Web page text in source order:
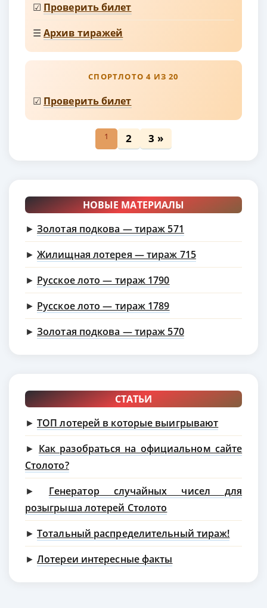
☑ Проверить билет
☰Архив тиражей
СПОРТЛОТО 4 ИЗ 20
☑ Проверить билет
1 2 3 »
НОВЫЕ МАТЕРИАЛЫ
►Золотая подкова — тираж 571
►Жилищная лотерея — тираж 715
► Русское лото — тираж 1790
► Русское лото — тираж 1789
►Золотая подкова — тираж 570
СТАТЬИ
►ТОП лотерей в которые выигрывают
► Как разобраться на официальном сайте
Столото?
► Генератор случайных чисел для
розыгрыша лотерей Столото
►Тотальный распределительный тираж!
►Лотереи интересные факты